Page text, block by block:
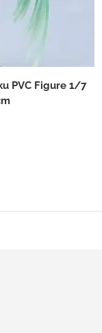
PVC Figure 1/7